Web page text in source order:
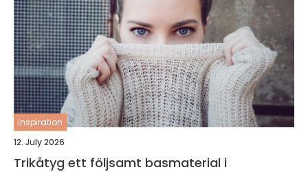
inspiration
12. July 2026
Trikåtyg ett följsamt basmaterial i